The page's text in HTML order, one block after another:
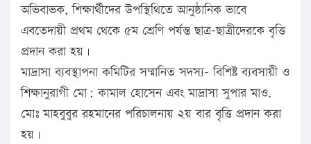
অভিবাভক, শিক্ষার্থীদের উপস্থিথিতে আনুষ্ঠানিক ভাবে
এবতেদায়ী প্রথম থেকে ৫ম শ্রেণি পর্যন্ত ছাত্র-ছাত্রীদেরকে বৃত্তি
প্রদান করা হয়।
মাদ্রাসা ব্যবস্থাপনা কমিটির সম্মানিত সদস্য- বিশিষ্ট ব্যবসায়ী ও
শিক্ষানুরাগী মো: কামাল হোসেন এবং মাদ্রাসা সুপার মাও.
মোঃ মাহবুবুর রহমানের পরিচালনায় ২য় বার বৃত্তি প্রদান করা
হয়।